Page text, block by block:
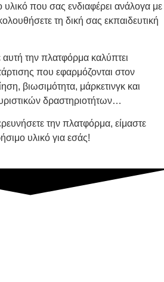
υλικό που σας ενδιαφέρει ανάλογα με
τη δική σας εκπαιδευτική
την πλατφόρμα καλύπτει
που εφαρμόζονται στον
βιωσιμότητα, μάρκετινγκ και
δραστηριοτήτων…
την πλατφόρμα, είμαστε
υλικό για εσάς!